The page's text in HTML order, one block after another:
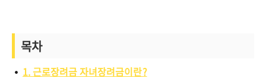
목차
1. 근로장려금 자녀장려금이란?